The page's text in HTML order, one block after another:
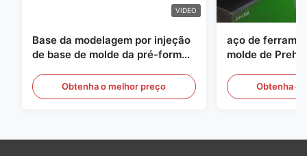
VIDEO
Base da modelagem por injeção
de base de molde da pré-forma
S136 P20Obtenha o melhor preço
aço de
molde de
Obtenha o